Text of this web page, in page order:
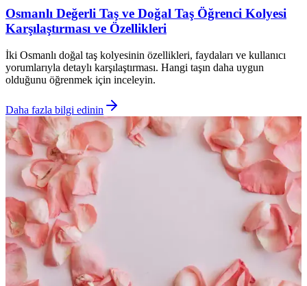
Osmanlı Değerli Taş ve Doğal Taş Öğrenci Kolyesi
Karşılaştırması ve Özellikleri
İki Osmanlı doğal taş kolyesinin özellikleri, faydaları ve kullanıcı
yorumlarıyla detaylı karşılaştırması. Hangi taşın daha uygun
olduğunu öğrenmek için inceleyin.
Daha fazla bilgi edinin